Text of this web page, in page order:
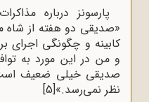
پارسونز درباره
«صدیقی دو هفته از شاه
کابینه و چگونگی اجرای
و من در این مورد به
صدیقی خیلی ضعیف
نظر نمی‌رسد.»[5]